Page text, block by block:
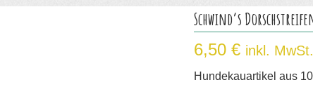
Schwind’s
6,50€ inkl.
Hundekauartikel aus